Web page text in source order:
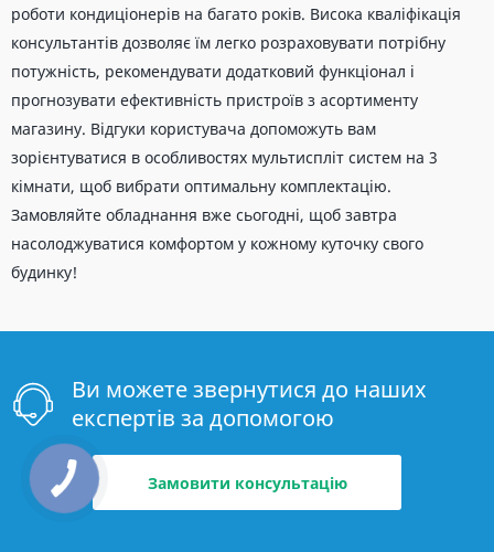
роботи кондиціонерів на багато років. Висока кваліфікація
консультантів дозволяє їм легко розраховувати потрібну
потужність, рекомендувати додатковий функціонал і
прогнозувати ефективність пристроїв з асортименту
магазину. Відгуки користувача допоможуть вам
зорієнтуватися в особливостях мультиспліт систем на 3
кімнати, щоб вибрати оптимальну комплектацію.
Замовляйте обладнання вже сьогодні, щоб завтра
насолоджуватися комфортом у кожному куточку свого
будинку!
Ви можете звернутися до наших
експертів за допомогою
Замовити консультацію